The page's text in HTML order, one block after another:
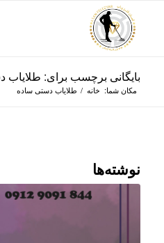
بایگانی برچسب برای: طلایاب
مکان شما: خانه / طلایاب دستی ساده
نوشته‌ها